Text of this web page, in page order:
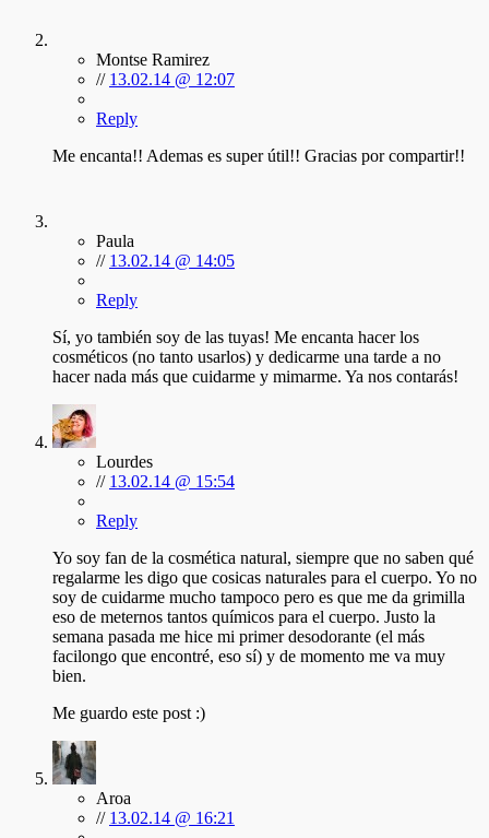
Montse Ramirez
// 13.02.14 @ 12:07
Reply
Me encanta!! Ademas es super útil!! Gracias por compartir!!
Paula
// 13.02.14 @ 14:05
Reply
Sí, yo también soy de las tuyas! Me encanta hacer los
cosméticos (no tanto usarlos) y dedicarme una tarde a no
hacer nada más que cuidarme y mimarme. Ya nos contarás!
Lourdes
// 13.02.14 @ 15:54
Reply
Yo soy fan de la cosmética natural, siempre que no saben qué
regalarme les digo que cosicas naturales para el cuerpo. Yo no
soy de cuidarme mucho tampoco pero es que me da grimilla
eso de meternos tantos químicos para el cuerpo. Justo la
semana pasada me hice mi primer desodorante (el más
facilongo que encontré, eso sí) y de momento me va muy
bien.
Me guardo este post :)
Aroa
// 13.02.14 @ 16:21